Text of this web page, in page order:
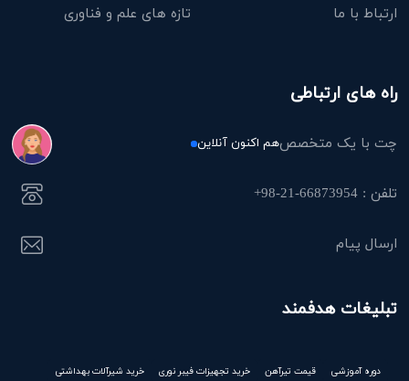
ارتباط با ما
تازه های علم و فناوری
راه های ارتباطی
چت با یک متخصصهم اکنون آنلاین
تلفن : 66873954-21-98+
ارسال پیام
تبلیغات هدفمند
دوره آموزشی قیمت تیرآهن خرید تجهیزات فیبر نوری خرید شیرآلات بهداشتی